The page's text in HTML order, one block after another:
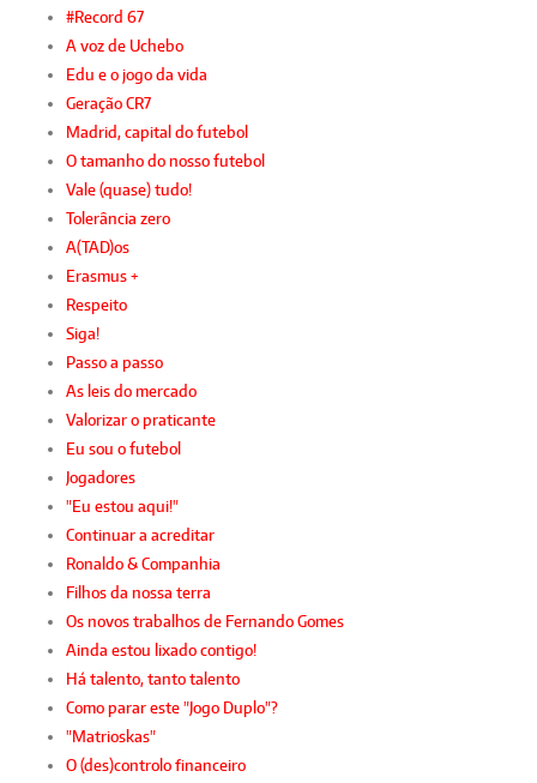
#Record 67
A voz de Uchebo
Edu e o jogo da vida
Geração CR7
Madrid, capital do futebol
O tamanho do nosso futebol
Vale (quase) tudo!
Tolerância zero
A(TAD)os
Erasmus +
Respeito
Siga!
Passo a passo
As leis do mercado
Valorizar o praticante
Eu sou o futebol
Jogadores
"Eu estou aqui!"
Continuar a acreditar
Ronaldo & Companhia
Filhos da nossa terra
Os novos trabalhos de Fernando Gomes
Ainda estou lixado contigo!
Há talento, tanto talento
Como parar este "Jogo Duplo"?
"Matrioskas"
O (des)controlo financeiro